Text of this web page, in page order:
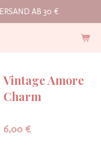
AB 30 €
Vintage Amore
Charm
6,00 €